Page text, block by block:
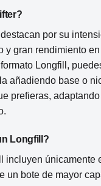
por su
y gran rendimiento
Longfill,
añadiendo base o
prefieras,
Longfill?
incluyen únicamente
un bote de mayor